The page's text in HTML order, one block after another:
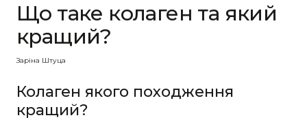
Що таке колаген та який
кращий?
Заріна Штуца
Колаген якого походження
кращий?